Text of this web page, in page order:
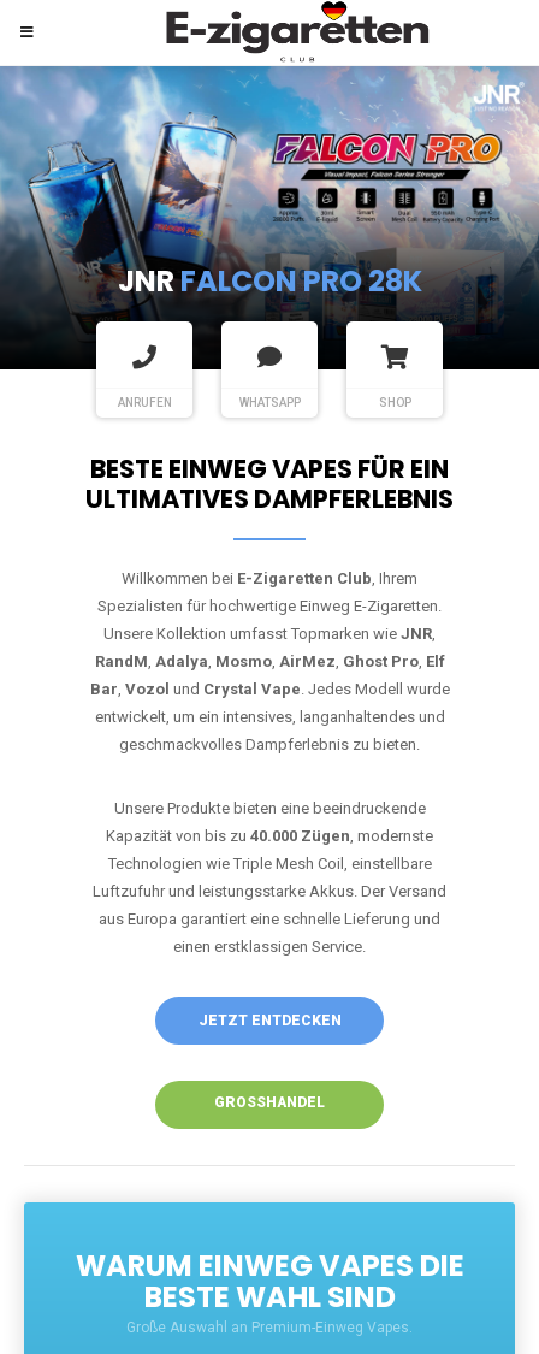
JNRSHISHA HOOKAH MAX
ANRUFEN WHATSAPP SHOP
BESTE EINWEG VAPES FÜR EIN
ULTIMATIVES DAMPFERLEBNIS
Willkommen bei E-Zigaretten Club, Ihrem
Spezialisten für hochwertige Einweg E-Zigaretten.
Unsere Kollektion umfasst Topmarken wie JNR,
RandM, Adalya, Mosmo, AirMez, Ghost Pro, Elf
Bar, Vozol und Crystal Vape. Jedes Modell wurde
entwickelt, um ein intensives, langanhaltendes und
geschmackvolles Dampferlebnis zu bieten.
Unsere Produkte bieten eine beeindruckende
Kapazität von bis zu 40.000 Zügen, modernste
Technologien wie Triple Mesh Coil, einstellbare
Luftzufuhr und leistungsstarke Akkus. Der Versand
aus Europa garantiert eine schnelle Lieferung und
einen erstklassigen Service.
JETZT ENTDECKEN
GROSSHANDEL
WARUM EINWEG VAPES DIE
BESTE WAHL SIND
Große Auswahl an Premium-Einweg Vapes.